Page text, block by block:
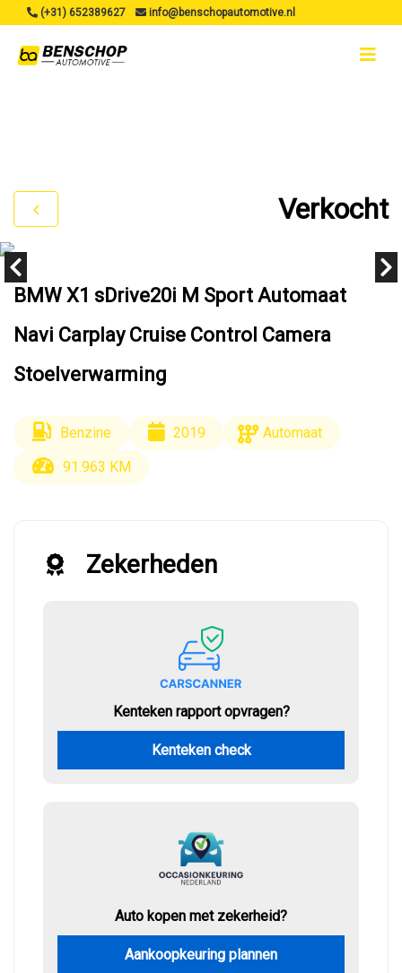
(+31) 652389627 info@benschopautomotive.nl
Verkocht
BMW X1 sDrive20i M Sport Automaat
Navi Carplay Cruise Control Camera
Stoelverwarming
Benzine 2019
Automaat
91.963 KM
Zekerheden
Kenteken rapport opvragen?
Kenteken check
Auto kopen met zekerheid?
Aankoopkeuring plannen